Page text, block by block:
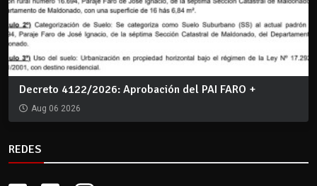
Decreto 4122/2026: Aprobación del PAI FARO +
Aug 06 2026
REDES